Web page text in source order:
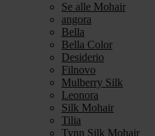
Se alle Mohair
angora
Bella
Bella Color
Desiderio
Filnovo
Mulberry Silk
Leonora
Silk Mohair
Tilia
Tynn Silk Mohair